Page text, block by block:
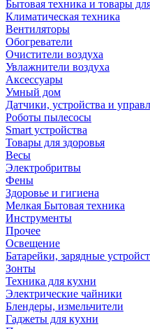
Бытовая техника и товары
Климатическая техника
Вентиляторы
Обогреватели
Очистители воздуха
Увлажнители воздуха
Аксессуары
Умный дом
Датчики, устройства и
Роботы пылесосы
Smart устройства
Товары для здоровья
Весы
Электробритвы
Фены
Здоровье и гигиена
Мелкая Бытовая техника
Инструменты
Прочее
Освещение
Батарейки, зарядные
Зонты
Техника для кухни
Электрические чайники
Блендеры, измельчители
Гаджеты для кухни